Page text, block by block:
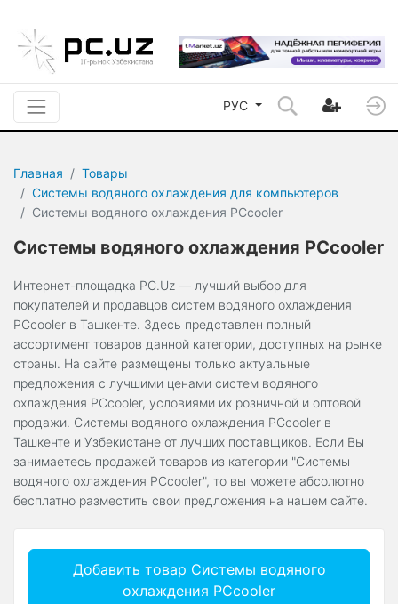
РУС
Главная
Товары
Системы водяного охлаждения для компьютеров
Системы водяного охлаждения PCcooler
Системы водяного охлаждения PCcooler
Интернет-площадка PC.Uz — лучший выбор для
покупателей и продавцов систем водяного охлаждения
PCcooler в Ташкенте. Здесь представлен полный
ассортимент товаров данной категории, доступных на рынке
страны. На сайте размещены только актуальные
предложения с лучшими ценами систем водяного
охлаждения PCcooler, условиями их розничной и оптовой
продажи. Системы водяного охлаждения PCcooler в
Ташкенте и Узбекистане от лучших поставщиков. Если Вы
занимаетесь продажей товаров из категории "Системы
водяного охлаждения PCcooler", то вы можете абсолютно
бесплатно разместить свои предложения на нашем сайте.
Добавить товар Системы водяного
охлаждения PCcooler